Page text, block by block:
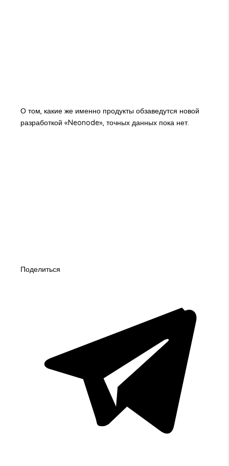
О том, какие же именно продукты обзаведутся новой
разработкой «Neonode», точных данных пока нет.
Поделиться